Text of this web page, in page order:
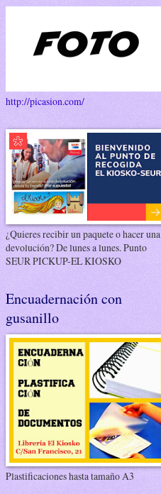
http://picasion.com/
¿Quieres recibir un paquete o hacer una
devolución? De lunes a lunes. Punto
SEUR PICKUP-EL KIOSKO
Encuadernación con
gusanillo
Plastificaciones hasta tamaño A3